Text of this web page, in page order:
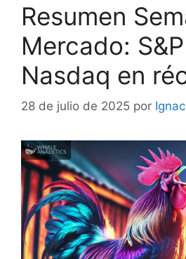
Resumen
Mercado:
Nasdaq en
28 de julio de 2025 por